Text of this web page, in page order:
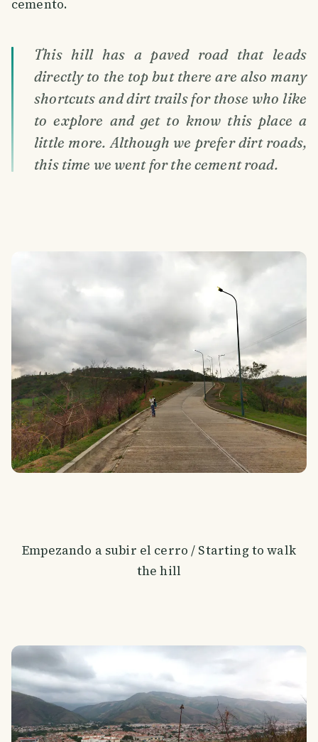
cemento.
This hill has a paved road that leads
directly to the top but there are also many
shortcuts and dirt trails for those who like
to explore and get to know this place a
little more. Although we prefer dirt roads,
this time we went for the cement road.
Empezando a subir el cerro / Starting to walk
the hill